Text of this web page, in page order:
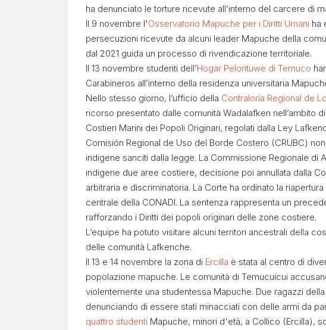
ha denunciato le torture ricevute all’interno del carcere di
Il 9 novembre l'Osservatorio Mapuche per i Diritti Umani ha
persecuzioni ricevute da alcuni leader Mapuche della
dal 2021 guida un processo di rivendicazione territoriale.
Il 13 novembre studenti dell’Hogar Pelontuwe di Temuco
Carabineros all’interno della residenza universitaria
Nello stesso giorno, l’ufficio della Contraloría Regional de
ricorso presentato dalle comunità Wadalafken nell’ambito
Costieri Marini dei Popoli Originari, regolati dalla Ley
Comisión Regional de Uso del Borde Costero (CRUBC)
indigene sanciti dalla legge. La Commissione Regionale di
indigene due aree costiere, decisione poi annullata dalla
arbitraria e discriminatoria. La Corte ha ordinato la
centrale della CONADI. La sentenza rappresenta un
rafforzando i Diritti dei popoli originari delle zone costiere.
L’equipe ha potuto visitare alcuni territori ancestrali della
delle comunità Lafkenche.
Il 13 e 14 novembre la zona di Ercilla è stata al centro di
popolazione mapuche. Le comunità di Temucuicui
violentemente una studentessa Mapuche. Due ragazzi
denunciando di essere stati minacciati con delle armi da
quattro studenti Mapuche, minori d'età, a Collico (Ercilla),